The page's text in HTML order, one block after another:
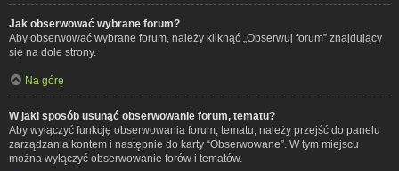
Jak obserwować wybrane forum?
Aby obserwować wybrane forum, należy kliknąć „Obserwuj forum” znajdujący
się na dole strony.
Na górę
W jaki sposób usunąć obserwowanie forum, tematu?
Aby wyłączyć funkcję obserwowania forum, tematu, należy przejść do panelu
zarządzania kontem i następnie do karty “Obserwowane”. W tym miejscu
można wyłączyć obserwowanie forów i tematów.